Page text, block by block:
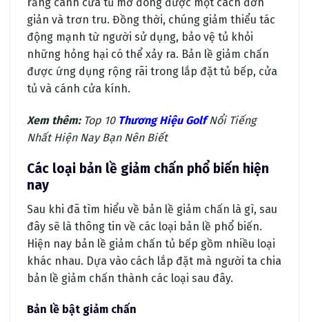
rằng cánh cửa tủ mở đóng được một cách đơn
giản và trơn tru. Đồng thời, chúng giảm thiểu tác
động mạnh từ người sử dụng, bảo vệ tủ khỏi
những hỏng hại có thể xảy ra. Bản lề giảm chấn
được ứng dụng rộng rãi trong lắp đặt tủ bếp, cửa
tủ và cánh cửa kính.
Xem thêm:Top 10 Thương Hiệu Golf Nổi Tiếng
Nhất Hiện Nay Bạn Nên Biết
Các loại bản lề giảm chấn phổ biến hiện
nay
Sau khi đã tìm hiểu về bản lề giảm chấn là gì, sau
đây sẽ là thông tin về các loại bản lề phổ biến.
Hiện nay bản lề giảm chấn tủ bếp gồm nhiều loại
khác nhau. Dựa vào cách lắp đặt mà người ta chia
bản lề giảm chấn thành các loại sau đây.
Bản lề bật giảm chấn